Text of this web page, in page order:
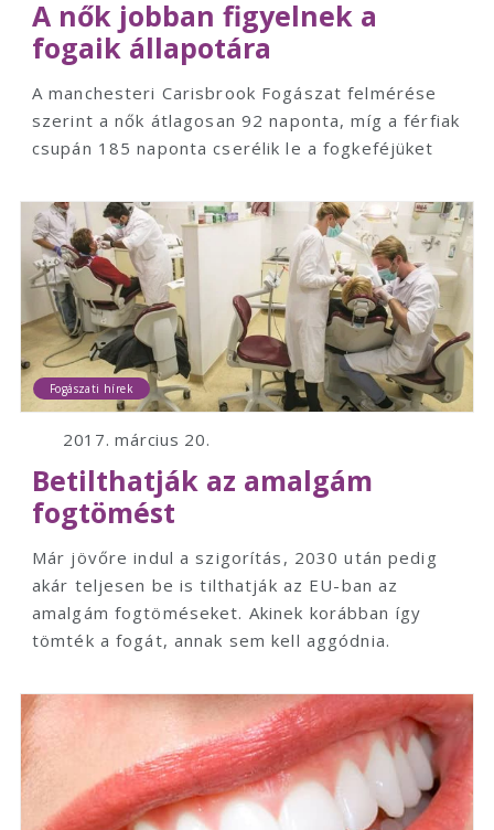
A nők jobban figyelnek a
fogaik állapotára
A manchesteri Carisbrook Fogászat felmérése
szerint a nők átlagosan 92 naponta, míg a férfiak
csupán 185 naponta cserélik le a fogkeféjüket
Fogászati hírek
2017. március 20.
Betilthatják az amalgám
fogtömést
Már jövőre indul a szigorítás, 2030 után pedig
akár teljesen be is tilthatják az EU-ban az
amalgám fogtöméseket. Akinek korábban így
tömték a fogát, annak sem kell aggódnia.